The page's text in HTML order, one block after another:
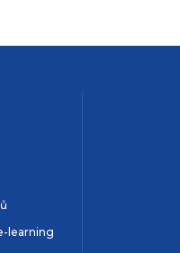
learning